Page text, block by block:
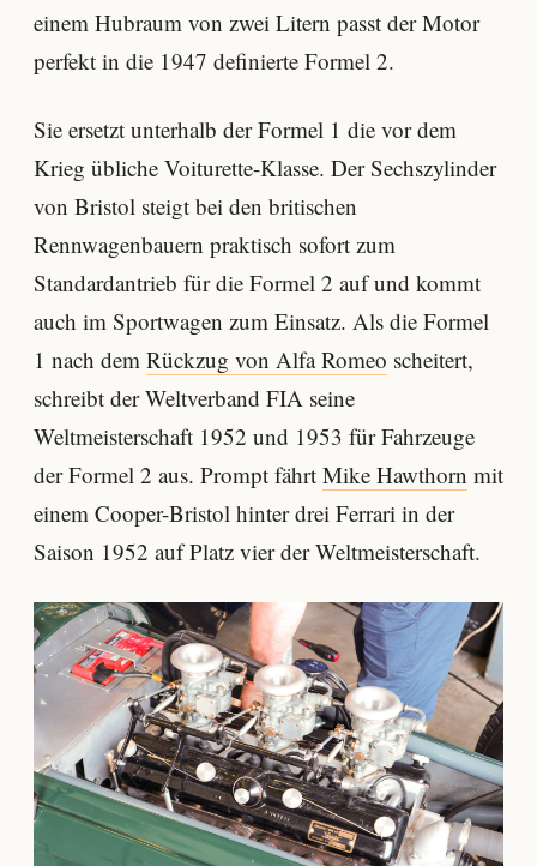
einem Hubraum von zwei Litern passt der Motor
perfekt in die 1947 definierte Formel 2.
Sie ersetzt unterhalb der Formel 1 die vor dem
Krieg übliche Voiturette-Klasse. Der Sechszylinder
von Bristol steigt bei den britischen
Rennwagenbauern praktisch sofort zum
Standardantrieb für die Formel 2 auf und kommt
auch im Sportwagen zum Einsatz. Als die Formel
1 nach dem Rückzug von Alfa Romeo scheitert,
schreibt der Weltverband FIA seine
Weltmeisterschaft 1952 und 1953 für Fahrzeuge
der Formel 2 aus. Prompt fährt Mike Hawthorn mit
einem Cooper-Bristol hinter drei Ferrari in der
Saison 1952 auf Platz vier der Weltmeisterschaft.